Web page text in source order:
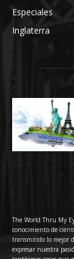
Especiales
Inglaterra
The World Thru My
conocimiento de
transmitido lo mejor
expresar nuestra